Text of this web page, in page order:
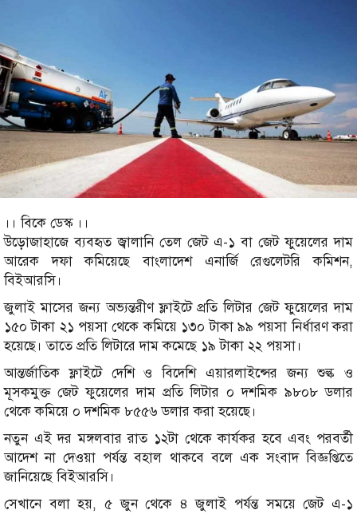
।। বিকে ডেস্ক ।।
উড়োজাহাজে ব্যবহৃত জ্বালানি তেল জেট এ-১ বা জেট ফুয়েলের দাম
আরেক দফা কমিয়েছে বাংলাদেশ এনার্জি রেগুলেটরি কমিশন,
বিইআরসি।
জুলাই মাসের জন্য অভ্যন্তরীণ ফ্লাইটে প্রতি লিটার জেট ফুয়েলের দাম
১৫০ টাকা ২১ পয়সা থেকে কমিয়ে ১৩০ টাকা ৯৯ পয়সা নির্ধারণ করা
হয়েছে। তাতে প্রতি লিটারে দাম কমেছে ১৯ টাকা ২২ পয়সা।
আন্তর্জাতিক ফ্লাইটে দেশি ও বিদেশি এয়ারলাইন্সের জন্য শুল্ক ও
মূসকমুক্ত জেট ফুয়েলের দাম প্রতি লিটার ০ দশমিক ৯৮০৮ ডলার
থেকে কমিয়ে ০ দশমিক ৮৫৫৬ ডলার করা হয়েছে।
নতুন এই দর মঙ্গলবার রাত ১২টা থেকে কার্যকর হবে এবং পরবর্তী
আদেশ না দেওয়া পর্যন্ত বহাল থাকবে বলে এক সংবাদ বিজ্ঞপ্তিতে
জানিয়েছে বিইআরসি।
সেখানে বলা হয়, ৫ জুন থেকে ৪ জুলাই পর্যন্ত সময়ে জেট এ-১